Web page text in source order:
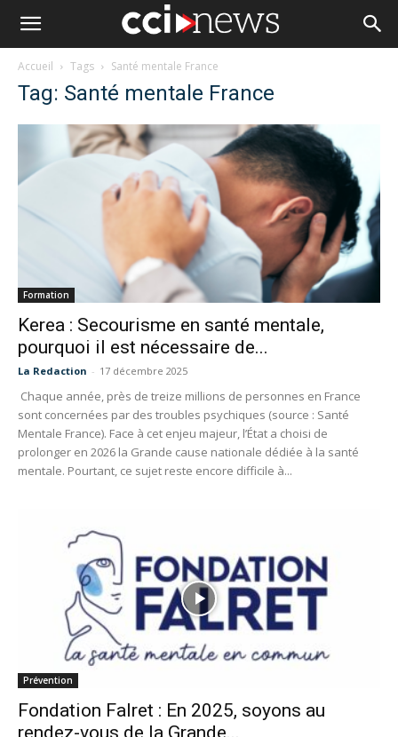
Accueil Tags Santé mentale France
Tag: Santé mentale France
Formation
Kerea : Secourisme en santé mentale,
pourquoi il est nécessaire de...
La Redaction - 17 décembre 2025
Chaque année, près de treize millions de personnes en France
sont concernées par des troubles psychiques (source : Santé
Mentale France). Face à cet enjeu majeur, l’État a choisi de
prolonger en 2026 la Grande cause nationale dédiée à la santé
mentale. Pourtant, ce sujet reste encore difficile à...
Prévention
Fondation Falret : En 2025, soyons au
rendez-vous de la Grande...